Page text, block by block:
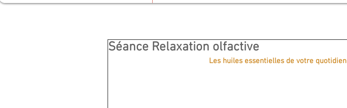
Séance Relaxation olfactive
Les huiles essentielles de votre quotidien